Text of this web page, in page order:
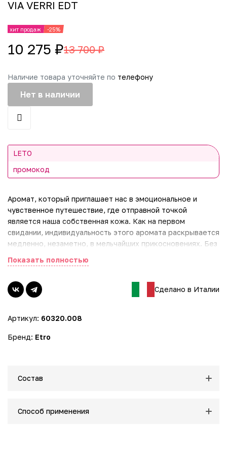
VIA VERRI EDT
хит продаж -25%
10 275 ₽13 700 ₽
Наличие товара уточняйте по телефону
Нет в наличии
LETO
промокод
Аромат, который приглашает нас в эмоциональное и
чувственное путешествие, где отправной точкой
является наша собственная кожа. Как на первом
свидании, индивидуальность этого аромата раскрывается
медленно, незаметно, в мельчайших прикосновениях. Без
элегантностью. Женственный и мужественный, мягкий и
неповторимый.
Ноты сердца: ирис, роза, кардамон
Базовые ноты: кипарис, амбра, мускус
Показать полностью
Сделано в Италии
Артикул: 60320.008
Бренд: Etro
Состав
Способ применения